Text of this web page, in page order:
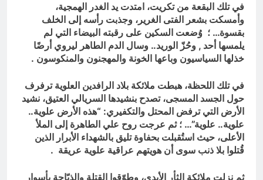
في تلك البقعة من تكريت، امتدت يد الغدر الهمجية،
وأمسكت بشعر الفتى الغرير، وجذبت رأسه إلى الخلف
بقسوة… ؛ وُضعت السكين على رقبته البيضاء التي لم
يلمسها أحد , وحُزّ الوريد.. وسال الدم الطاهر ليروي أرضًا
خذلها السياسيون وباعها الخونة والمهجنون والمنكوسون .
في تلك اللحظة، هبطت ملائكة بلاد الرافدين العلوية ترفرف
حول الجسد المسجى، تصدح بنشيدها السريالي العتيق، نشيد
الأرض التي ترفض المحتل والتكفيري: “هذه الأرض علوية..
علوية.. علوية”… ؛ ثم عرجت روح علي الطاهرة إلى الملأ
الأعلى، حيث استُقبلت بحفاوة تليق بالشهداء الأبرار الذين
قُتلوا بلا ذنب سوى أن هويتهم عراقية علوية عريقة .
ثم نزلت ملائكة الثأر الأبدي، وطوّقوا القتلة والذبّاحة بأسوار